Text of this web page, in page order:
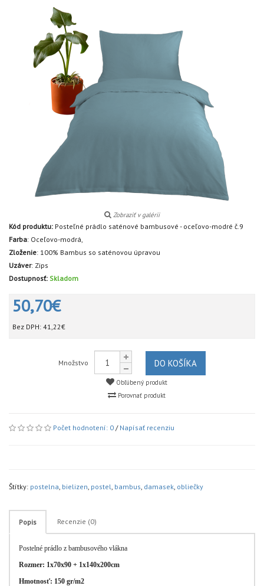
Zobraziť v galérii
Kód produktu: Posteľné prádlo saténové bambusové - oceľovo-modré č.9
Farba: Oceľovo-modrá,
Zloženie: 100% Bambus so saténovou úpravou
Uzáver: Zips
Dostupnosť: Skladom
50,70€
Bez DPH: 41,22€
Množstvo DO KOŠÍKA
Obľúbený produkt
Porovnať produkt
Počet hodnotení: 0 / Napísať recenziu
Štítky: postelna, bielizen, postel, bambus, damasek, obliečky
Popis Recenzie (0)
Postelné prádlo z bambusového vlákna
Rozmer: 1x70x90 + 1x140x200cm
Hmotnosť: 150 gr/m2